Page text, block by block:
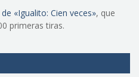
«Igualito: Cien veces», que
primeras tiras.